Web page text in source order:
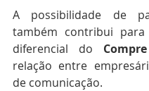
A possibilidade de
também contribui
diferencial do
relação entre
de comunicação.